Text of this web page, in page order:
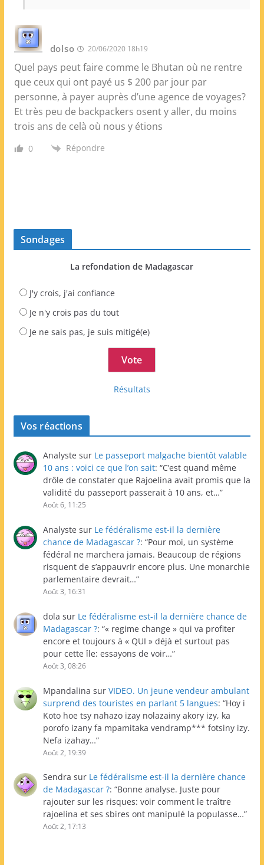
dolso 20/06/2020 18h19
Quel pays peut faire comme le Bhutan où ne rentre
que ceux qui ont payé us $ 200 par jour par
personne, à payer auprès d’une agence de voyages?
Et très peu de backpackers osent y aller, du moins
trois ans de celà où nous y étions
0 Répondre
Sondages
La refondation de Madagascar
J'y crois, j'ai confiance
Je n'y crois pas du tout
Je ne sais pas, je suis mitigé(e)
Résultats
Vos réactions
Analyste sur Le passeport malgache bientôt valable
10 ans : voici ce que l’on sait: “C’est quand même
drôle de constater que Rajoelina avait promis que la
validité du passeport passerait à 10 ans, et…”
Août 6, 11:25
Analyste sur Le fédéralisme est-il la dernière
chance de Madagascar ?: “Pour moi, un système
fédéral ne marchera jamais. Beaucoup de régions
risquent de s’appauvrir encore plus. Une monarchie
parlementaire devrait…”
Août 3, 16:31
dola sur Le fédéralisme est-il la dernière chance de
Madagascar ?: “« regime change » qui va profiter
encore et toujours à « QUI » déjà et surtout pas
pour cette île: essayons de voir…”
Août 3, 08:26
Mpandalina sur VIDEO. Un jeune vendeur ambulant
surprend des touristes en parlant 5 langues: “Hoy i
Koto hoe tsy nahazo izay nolazainy akory izy, ka
porofo izany fa mpamitaka vendramp*** fotsiny izy.
Nefa izahay…”
Août 2, 19:39
Sendra sur Le fédéralisme est-il la dernière chance
de Madagascar ?: “Bonne analyse. Juste pour
rajouter sur les risques: voir comment le traître
rajoelina et ses sbires ont manipulé la populasse…”
Août 2, 17:13